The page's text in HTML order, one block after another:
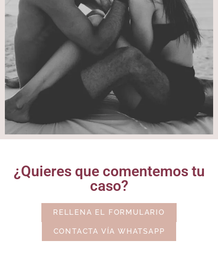
¿Quieres que comentemos tu
caso?
RELLENA EL FORMULARIO
CONTACTA VÍA WHATSAPP